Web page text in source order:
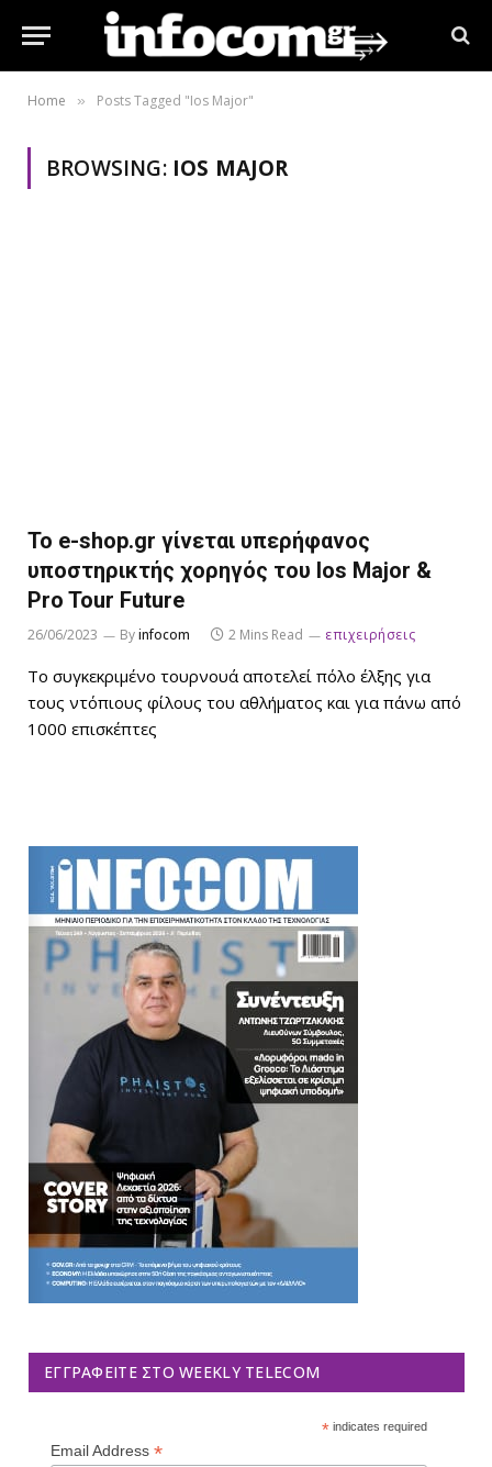
Home » Posts Tagged "Ios Major"
BROWSING: IOS MAJOR
Το e-shop.gr γίνεται υπερήφανος
υποστηρικτής χορηγός του Ios Major &
Pro Tour Future
26/06/2023 Byinfocom 2 Mins Read επιχειρήσεις
Το συγκεκριμένο τουρνουά αποτελεί πόλο έλξης για
τους ντόπιους φίλους του αθλήματος και για πάνω από
1000 επισκέπτες
ΕΓΓΡΑΦΕΊΤΕ ΣΤΟ WEEKLY TELECOM
*indicates required
Email Address *